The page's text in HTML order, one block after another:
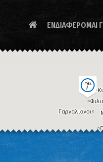
ΕΝΔΙΑΦΕΡΟΜΑΙ